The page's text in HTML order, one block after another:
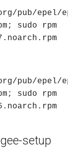
pub/epel/
sudo rpm
pub/epel/
sudo rpm
setup